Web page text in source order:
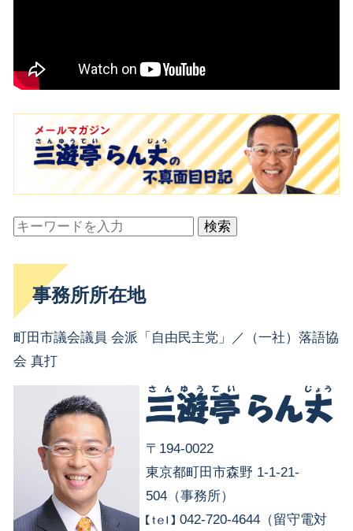
検索
事務所所在地
町田市議会議員 会派「自由民主党」／（一社）落語協
会 真打
〒194-0022
東京都町田市森野 1-1-21-
504（事務所）
042-720-4644（留守電対